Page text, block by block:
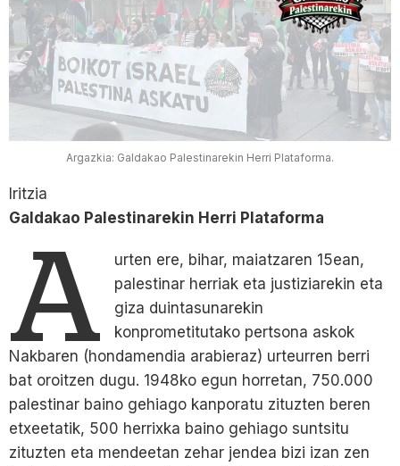
Argazkia: Galdakao Palestinarekin Herri Plataforma.
Iritzia
Galdakao Palestinarekin Herri Plataforma
A
urten ere, bihar, maiatzaren 15ean,
palestinar herriak eta justiziarekin eta
giza duintasunarekin
konprometitutako pertsona askok
Nakbaren (hondamendia arabieraz) urteurren berri
bat oroitzen dugu. 1948ko egun horretan, 750.000
palestinar baino gehiago kanporatu zituzten beren
etxeetatik, 500 herrixka baino gehiago suntsitu
zituzten eta mendeetan zehar jendea bizi izan zen